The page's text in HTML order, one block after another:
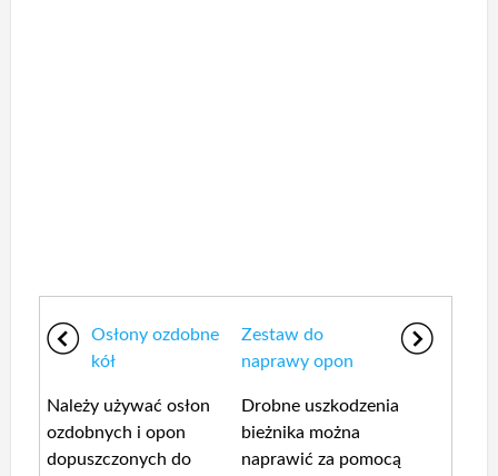
Osłony ozdobne
kół
Należy używać osłon
ozdobnych i opon
dopuszczonych do
Zestaw do
naprawy opon
Drobne uszkodzenia
bieżnika można
naprawić za pomocą